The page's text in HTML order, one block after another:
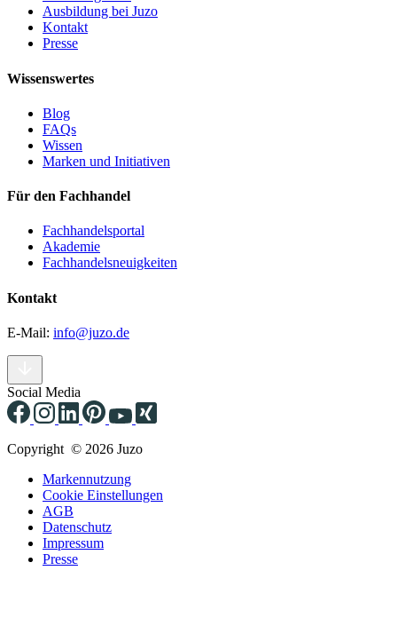
Ausbildung bei Juzo
Kontakt
Presse
Wissenswertes
Blog
FAQs
Wissen
Marken und Initiativen
Für den Fachhandel
Fachhandelsportal
Akademie
Fachhandelsneuigkeiten
Kontakt
E-Mail: info@juzo.de
Social Media
Copyright © 2026 Juzo
Markennutzung
Cookie Einstellungen
AGB
Datenschutz
Impressum
Presse